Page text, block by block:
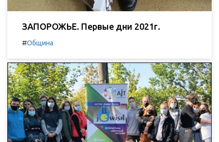
ЗАПОРОЖЬЕ. Первые дни 2021г.
#Община